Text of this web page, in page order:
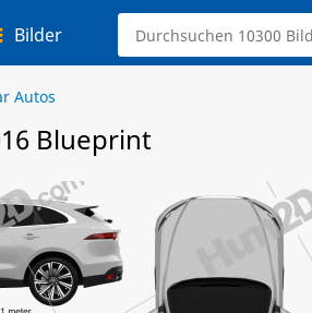
Bilder
Autos
Blueprint